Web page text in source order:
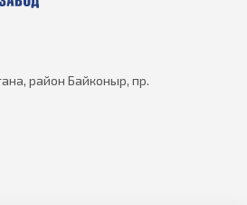
район Байконыр, пр.